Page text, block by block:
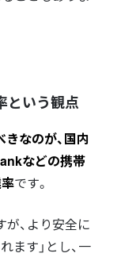
という観点
なのが、国内
などの携帯
です。
、より安全に
ます」とし、一